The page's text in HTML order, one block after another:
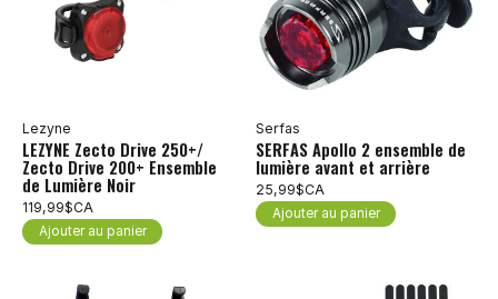
Lezyne
LEZYNE Zecto Drive 250+/
Zecto Drive 200+ Ensemble
de Lumière Noir
119,99$CA
Ajouter au panier
Serfas
SERFAS Apollo 2 ensemble de
lumière avant et arrière
25,99$CA
Ajouter au panier